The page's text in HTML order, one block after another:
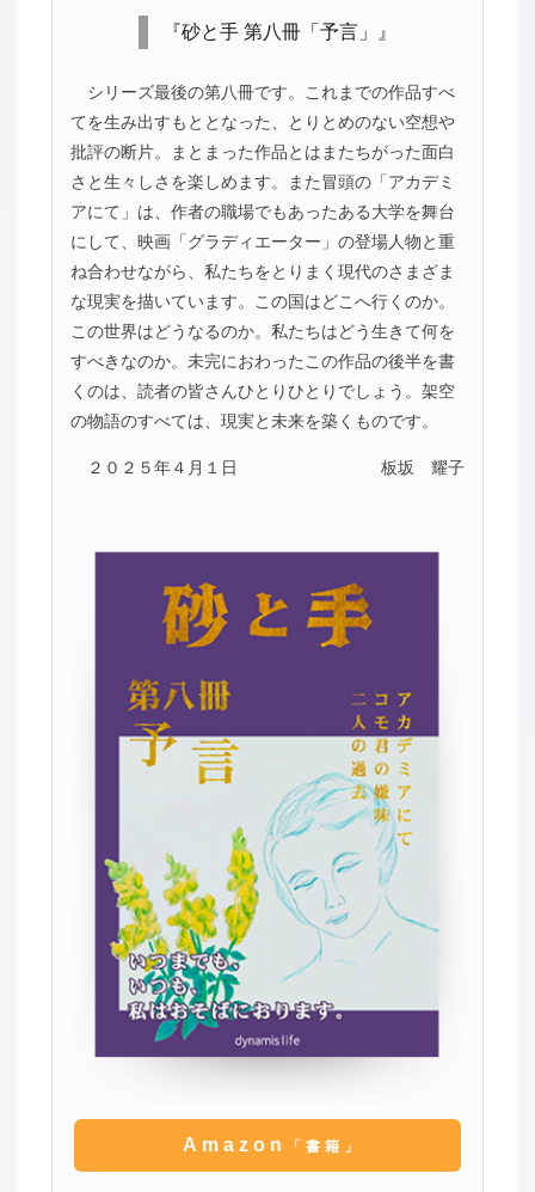
『砂と手 第八冊「予言」』
シリーズ最後の第八冊です。これまでの作品すべ
てを生み出すもととなった、とりとめのない空想や
批評の断片。まとまった作品とはまたちがった面白
さと生々しさを楽しめます。また冒頭の「アカデミ
アにて」は、作者の職場でもあったある大学を舞台
にして、映画「グラディエーター」の登場人物と重
ね合わせながら、私たちをとりまく現代のさまざま
な現実を描いています。この国はどこへ行くのか。
この世界はどうなるのか。私たちはどう生きて何を
すべきなのか。未完におわったこの作品の後半を書
くのは、読者の皆さんひとりひとりでしょう。架空
の物語のすべては、現実と未来を築くものです。
２０２５年４月１日 板坂 耀子
Amazon 「書籍」